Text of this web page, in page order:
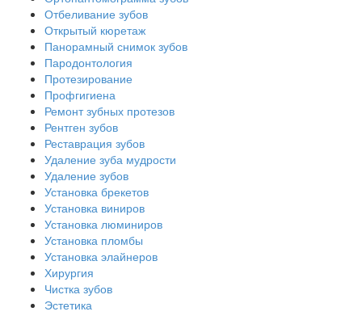
Отбеливание зубов
Открытый кюретаж
Панорамный снимок зубов
Пародонтология
Протезирование
Профгигиена
Ремонт зубных протезов
Рентген зубов
Реставрация зубов
Удаление зуба мудрости
Удаление зубов
Установка брекетов
Установка виниров
Установка люминиров
Установка пломбы
Установка элайнеров
Хирургия
Чистка зубов
Эстетика